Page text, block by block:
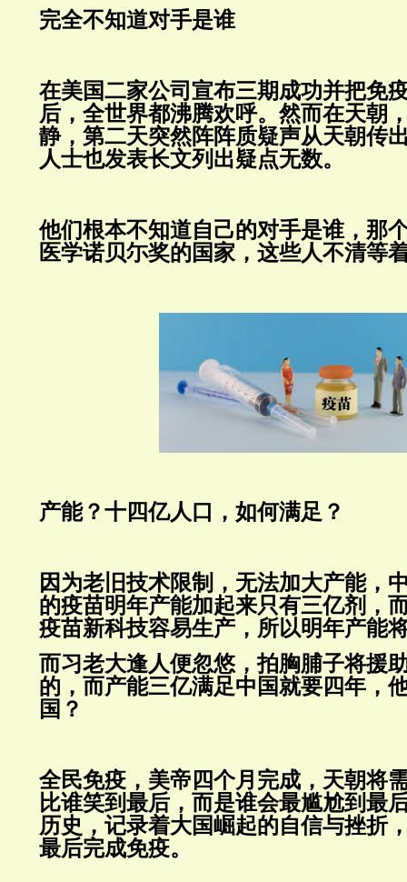
完全不知道对手是谁
在美国二家公司宣布三期成功并把免
后，全世界都沸腾欢呼。然而在天朝
静，第二天突然阵阵质疑声从天朝传
人士也发表长文列出疑点无数。
他们根本不知道自己的对手是谁，那
医学诺贝尓奖的国家，这些人不清等
产能？十四亿人口，如何满足？
因为老旧技术限制，无法加大产能，
的疫苗明年产能加起来只有三亿剂，
疫苗新科技容易生产，所以明年产能
而习老大逢人便忽悠，拍胸脯子将援
的，而产能三亿满足中国就要四年，
国？
全民免疫，美帝四个月完成，天朝将
比谁笑到最后，而是谁会最尴尬到最
历史，记录着大国崛起的自信与挫折
最后完成免疫。